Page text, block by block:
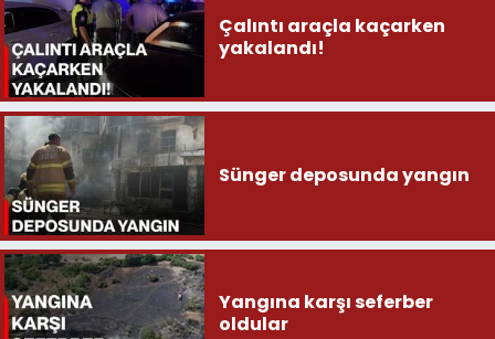
Çalıntı araçla kaçarken
yakalandı!
Sünger deposunda yangın
Yangına karşı seferber
oldular